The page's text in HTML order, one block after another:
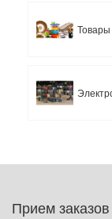
Прием заказов